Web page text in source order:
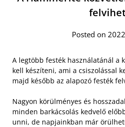
Posted on
A legtöbb festék használatánál a
kell készíteni, ami a csiszolással
majd később az alapozó festék
Nagyon körülményes és
minden barkácsolás kedvelő
unni, de napjainkban már